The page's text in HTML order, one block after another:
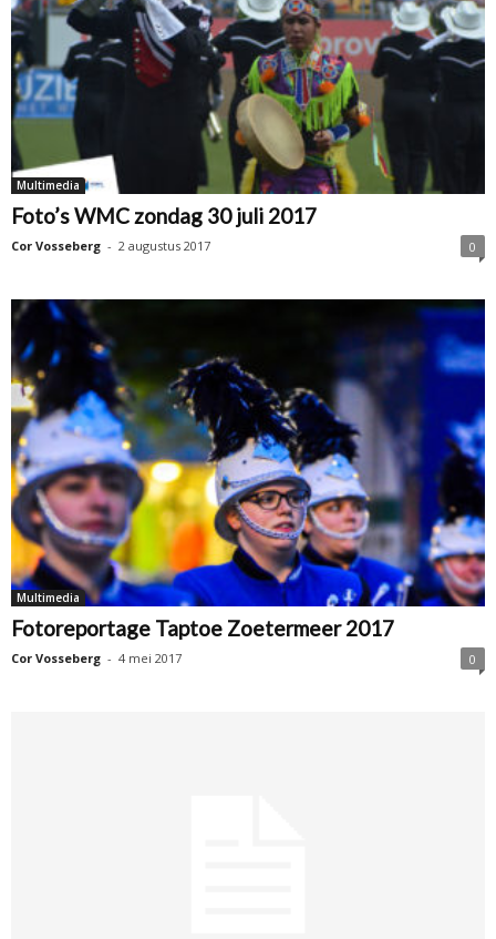
Multimedia
Foto’s WMC zondag 30 juli 2017
Cor Vosseberg - 2 augustus 2017 0
Multimedia
Fotoreportage Taptoe Zoetermeer 2017
Cor Vosseberg - 4 mei 2017 0